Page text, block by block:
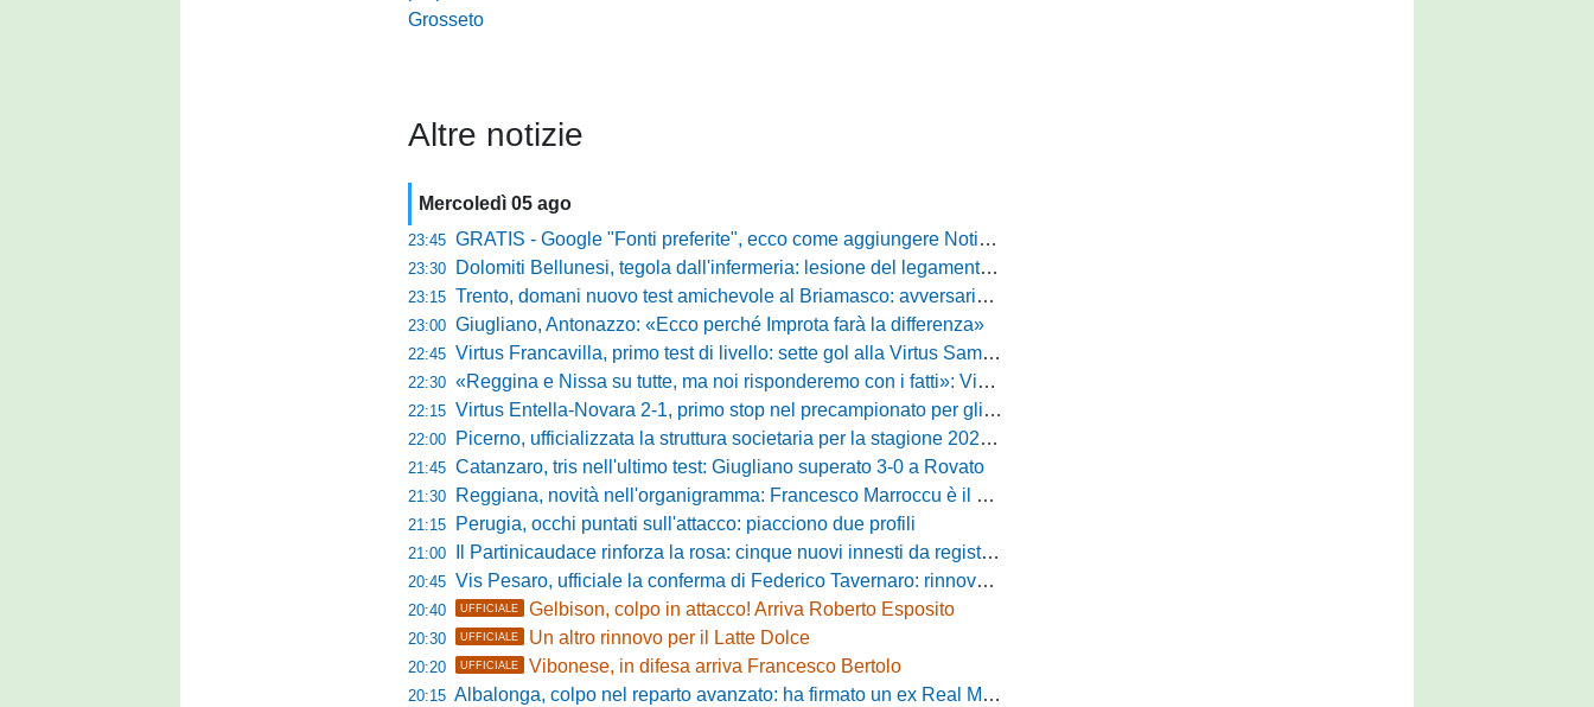
Grosseto
Altre notizie
Mercoledì 05 ago
23:45 GRATIS - Google "Fonti preferite", ecco come aggiungere NotiziarioCalcio alle tue notizie
23:30 Dolomiti Bellunesi, tegola dall'infermeria: lesione del legamento crociato per Nicola Masut
23:15 Trento, domani nuovo test amichevole al Briamasco: avversaria la Roma Under 20
23:00 Giugliano, Antonazzo: «Ecco perché Improta farà la differenza»
22:45 Virtus Francavilla, primo test di livello: sette gol alla Virtus Sammarco e colpo in difesa
22:30 «Reggina e Nissa su tutte, ma noi risponderemo con i fatti»: Vibonese, parla il ds Maglia
22:15 Virtus Entella-Novara 2-1, primo stop nel precampionato per gli azzurri: Forte ribalta Lartey nel finale
22:00 Picerno, ufficializzata la struttura societaria per la stagione 2026-2027
21:45 Catanzaro, tris nell'ultimo test: Giugliano superato 3-0 a Rovato
21:30 Reggiana, novità nell'organigramma: Francesco Marroccu è il nuovo DG dell'Area Tecnica
21:15 Perugia, occhi puntati sull'attacco: piacciono due profili
21:00 Il Partinicaudace rinforza la rosa: cinque nuovi innesti da registrare
20:45 Vis Pesaro, ufficiale la conferma di Federico Tavernaro: rinnovato il prestito dal Venezia
20:40 UFFICIALE Gelbison, colpo in attacco! Arriva Roberto Esposito
20:30 UFFICIALE Un altro rinnovo per il Latte Dolce
20:20 UFFICIALE Vibonese, in difesa arriva Francesco Bertolo
20:15 Albalonga, colpo nel reparto avanzato: ha firmato un ex Real Monterotondo